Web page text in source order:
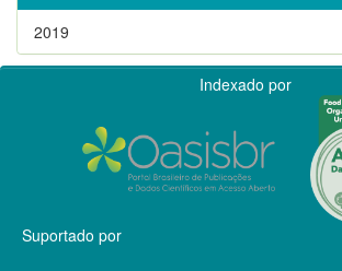
2019
Indexado por
Suportado por